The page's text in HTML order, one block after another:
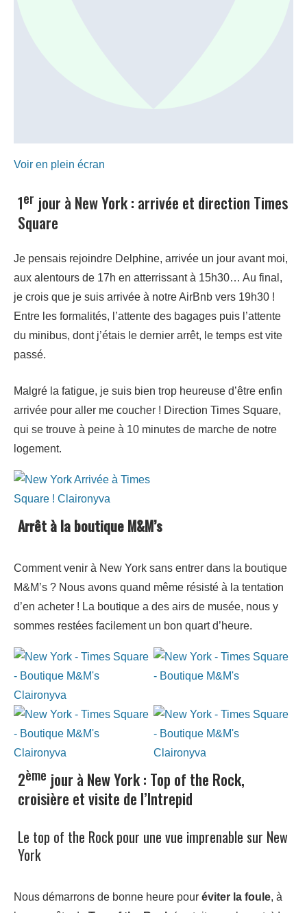
Voir en plein écran
1er jour à New York : arrivée et direction Times
Square
Je pensais rejoindre Delphine, arrivée un jour avant moi,
aux alentours de 17h en atterrissant à 15h30… Au final,
je crois que je suis arrivée à notre AirBnb vers 19h30 !
Entre les formalités, l’attente des bagages puis l’attente
du minibus, dont j’étais le dernier arrêt, le temps est vite
passé.
Malgré la fatigue, je suis bien trop heureuse d’être enfin
arrivée pour aller me coucher ! Direction Times Square,
qui se trouve à peine à 10 minutes de marche de notre
logement.
Arrêt à la boutique M&M’s
Comment venir à New York sans entrer dans la boutique
M&M’s ? Nous avons quand même résisté à la tentation
d’en acheter ! La boutique a des airs de musée, nous y
sommes restées facilement un bon quart d’heure.
2ème jour à New York : Top of the Rock,
croisière et visite de l’Intrepid
Le top of the Rock pour une vue imprenable sur New
York
Nous démarrons de bonne heure pour éviter la foule, à